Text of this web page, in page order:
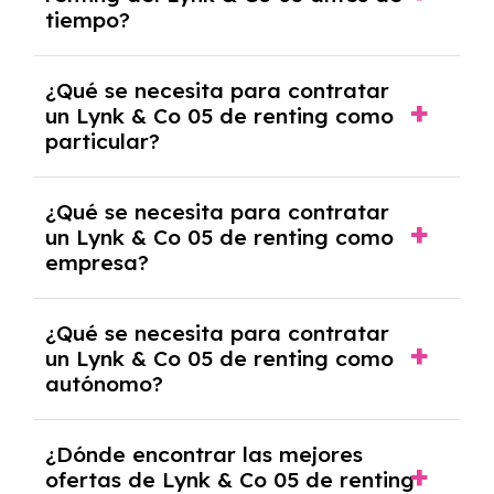
debido al resultado del estudio de viabilidad
económica.
tiempo?
pero puede haber penalizaciones por
cancelación anticipada. Es importante revisar
las condiciones del contrato y hablar con un
experto que te asesore.
¿Qué se necesita para contratar
un Lynk & Co 05 de renting como
particular?
y, en algunos casos, una consulta de solvencia
crediticia y un pago inicial.
¿Qué se necesita para contratar
un Lynk & Co 05 de renting como
empresa?
documentación financiera y, en algunos
casos, un informe de solvencia de la empresa
y un pago inicial.
¿Qué se necesita para contratar
un Lynk & Co 05 de renting como
autónomo?
autónomos, justificante de ingresos y, en
algunos casos, un informe fiscal y un pago
¿Dónde encontrar las mejores
ofertas de Lynk & Co 05 de renting